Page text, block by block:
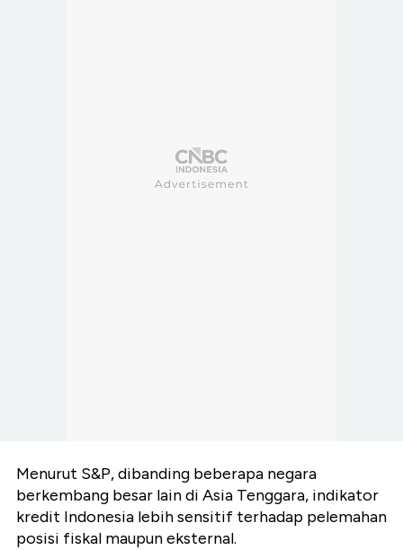
Menurut S&P, dibanding beberapa negara
berkembang besar lain di Asia Tenggara, indikator
kredit Indonesia lebih sensitif terhadap pelemahan
posisi fiskal maupun eksternal.